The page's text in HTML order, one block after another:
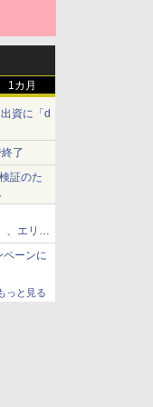
1カ月
資に「d
了
証のた
、エリア
ペーンに
っと見る